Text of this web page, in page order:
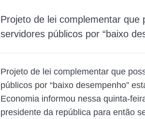
Projeto de lei complementar que
servidores públicos por “baixo
Projeto de lei complementar que
públicos por “baixo desempenho”
Economia informou nessa quinta-
presidente da república para então